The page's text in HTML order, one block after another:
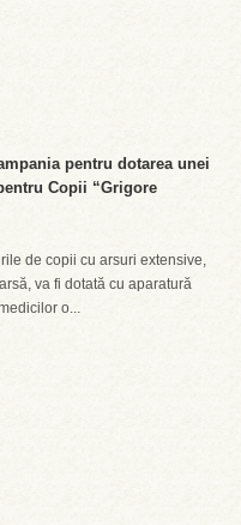
pentru dotarea unei
Copii “Grigore
de copii cu arsuri extensive,
va fi dotată cu aparatură
o...